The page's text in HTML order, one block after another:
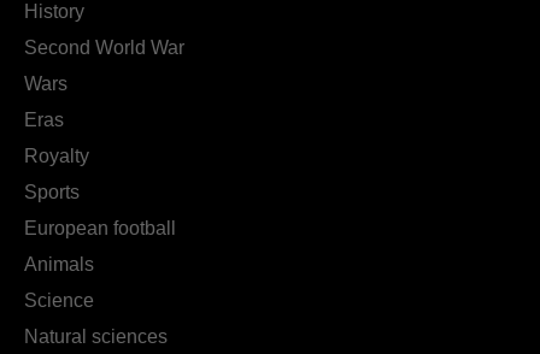
History
Second World War
Wars
Eras
Royalty
Sports
European football
Animals
Science
Natural sciences